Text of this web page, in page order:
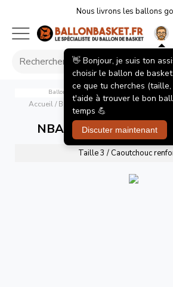
Nous livrons les ballons
Ballon de Basket Wilson NBA Tribute Mini
Accueil/ Ballons de basket/ NBA Tribute
NBA Tribute Mini
Taille 3 / Caoutchouc
👋 Bonjour, je suis ton
choisir le ballon de
ce que tu cherches (taille,
t'aide à trouver le bon
temps 💪
Discuter maintenant